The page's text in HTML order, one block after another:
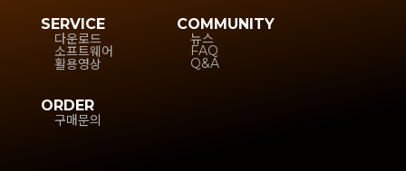
SERVICE
다운로드
소프트웨어
활용영상
COMMUNITY
뉴스
FAQ
Q&A
ORDER
구매문의